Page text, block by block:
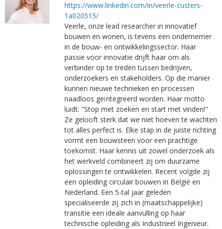
https://www.linkedin.com/in/veerle-custers-
1a020515/
Veerle, onze lead researcher in innovatief
bouwen en wonen, is tevens een ondernemer
in de bouw- en ontwikkelingssector. Haar
passie voor innovatie drijft haar om als
verbinder op te treden tussen bedrijven,
onderzoekers en stakeholders. Op die manier
kunnen nieuwe technieken en processen
naadloos geïntegreerd worden. Haar motto
luidt: "Stop met zoeken en start met vinden!"
Ze gelooft sterk dat we niet hoeven te wachten
tot alles perfect is. Elke stap in de juiste richting
vormt een bouwsteen voor een prachtige
toekomst. Haar kennis uit zowel onderzoek als
het werkveld combineert zij om duurzame
oplossingen te ontwikkelen. Recent volgde zij
een opleiding circulair bouwen in België en
Nederland. Een 5-tal jaar geleden
specialiseerde zij zich in (maatschappelijke)
transitie een ideale aanvulling op haar
technische opleiding als Industrieel Ingenieur.